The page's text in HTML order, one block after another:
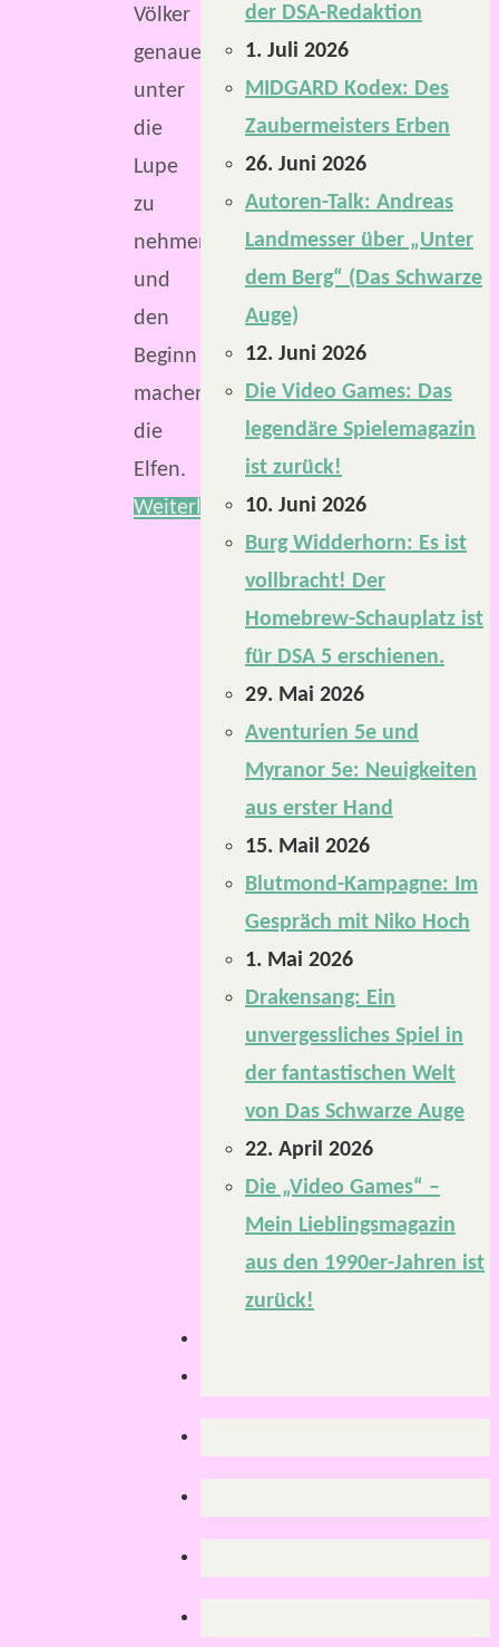
Völker
genauer
unter
die
Lupe
zu
nehmen
und
den
Beginn
machen
die
Elfen.
Weiterlesen
der DSA-Redaktion
1. Juli 2026
MIDGARD Kodex: Des
Zaubermeisters Erben
26. Juni 2026
Autoren-Talk: Andreas
Landmesser über „Unter
dem Berg“ (Das Schwarze
Auge)
12. Juni 2026
Die Video Games: Das
legendäre Spielemagazin
ist zurück!
10. Juni 2026
Burg Widderhorn: Es ist
vollbracht! Der
Homebrew-Schauplatz ist
für DSA 5 erschienen.
29. Mai 2026
Aventurien 5e und
Myranor 5e: Neuigkeiten
aus erster Hand
15. Mail 2026
Blutmond-Kampagne: Im
Gespräch mit Niko Hoch
1. Mai 2026
Drakensang: Ein
unvergessliches Spiel in
der fantastischen Welt
von Das Schwarze Auge
22. April 2026
Die „Video Games“ –
Mein Lieblingsmagazin
aus den 1990er-Jahren ist
zurück!